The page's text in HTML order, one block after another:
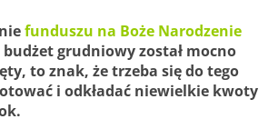
funduszu na Boże Narodzenie
budżet grudniowy został mocno
to znak, że trzeba się do tego
i odkładać niewielkie kwoty